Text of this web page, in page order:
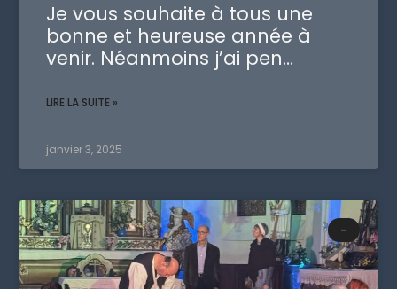
Je vous souhaite à tous une
bonne et heureuse année à
venir. Néanmoins j’ai pen…
LIRE LA SUITE »
janvier 3, 2025
-